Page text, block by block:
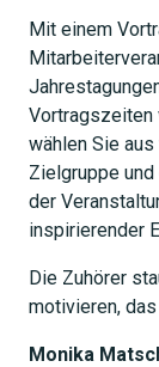
Mit einem
Vortragszeiten
wählen Sie
Zielgruppe
der
inspirierender
Die Zuhörer
motivieren,
Monika